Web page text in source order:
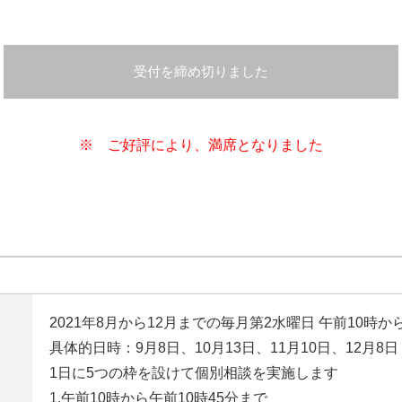
受付を締め切りました
※ ご好評により、満席となりました
2021年8月から12月までの毎月第2水曜日 午前10時か
具体的日時：9月8日、10月13日、11月10日、12月8日
1日に5つの枠を設けて個別相談を実施します
1.午前10時から午前10時45分まで